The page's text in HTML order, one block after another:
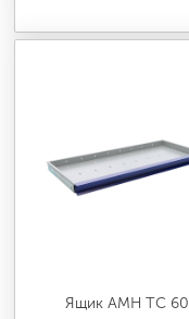
Ящик AMH TC 60